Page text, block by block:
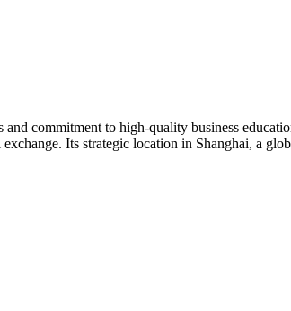
commitment to high-quality business
Its strategic location in Shanghai, a